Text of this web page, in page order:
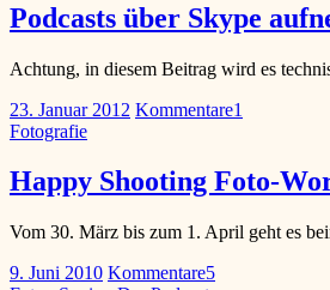
Podcasts über Skype
Achtung, in diesem Beitrag wird es
23. Januar 2012 Kommentare1
Fotografie
Happy Shooting Foto-
Vom 30. März bis zum 1. April geht es
9. Juni 2010 Kommentare5